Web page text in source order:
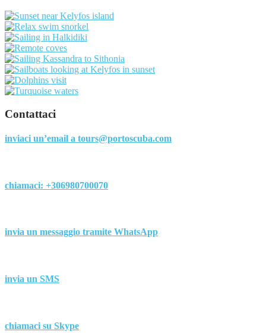
Contattaci
inviaci un’email a tours@portoscuba.com
chiamaci: +306980700070
invia un messaggio tramite WhatsApp
invia un SMS
chiamaci su Skype